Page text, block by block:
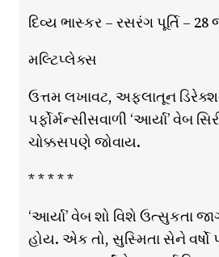
દિવ્ય ભાસ્કર – રસરંગ પૂર્તિ – 28
મલ્ટિપ્લેક્સ
ઉત્તમ લખાવટ, અફલાતૂન
પર્ફોર્મન્સીસવાળી ‘આર્યા’ વેબ
ચોક્કસપણે જોવાય.
* * * * *
‘આર્યા’ વેબ શો વિશે ઉત્સુકતા
હોય. એક તો, સુસ્મિતા સેને વર્ષો